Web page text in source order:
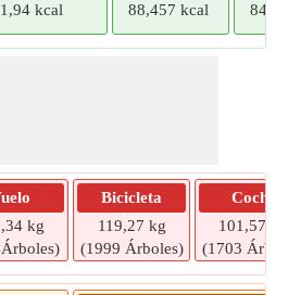
kcal 88,457 kcal
kg
Bicicleta
119,27 kg
(1999 Árboles)
Coche
101,57 kg
(1703